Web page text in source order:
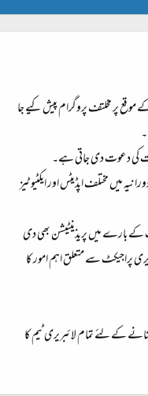
موقع پر مخلتف پروگرام پیش کیے جا
کی دعوت دی جاتی ہے۔
ہے۔ اس دورانیہ میں مختلف اپڈیٹس اور ایکٹیوٹیز
کے بارے میں پریذینٹیشن بھی دی
پراجیکٹ سے متعلق اہم امور کا
کے لئے تمام لائبریری ٹیم کا